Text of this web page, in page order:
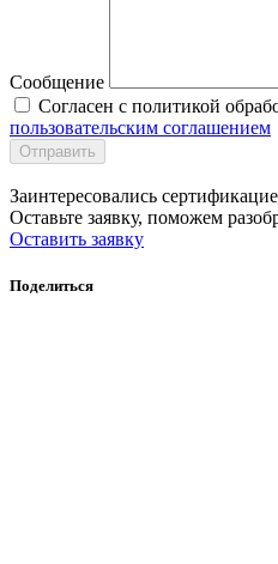
Сообщение
Согласен с политикой
пользовательским соглашением
Отправить
Заинтересовались
Оставьте заявку, поможем
Оставить заявку
Поделиться